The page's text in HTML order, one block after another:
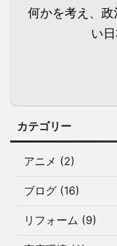
何かを考え、
い
カテゴリー
アニメ (2)
ブログ (16)
リフォーム (9)